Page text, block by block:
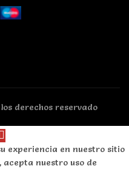
derechos reservado
experiencia en nuestro sitio
acepta nuestro uso de